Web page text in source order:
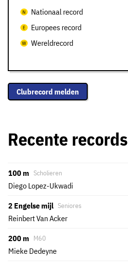
Nationaal record
Europees record
Wereldrecord
Clubrecord melden
Recente records
100 m
Diego Lopez-Ukwadi
Scholieren
2 Engelse mijl
Reinbert Van Acker
Seniores
200 m
Mieke Dedeyne
M60